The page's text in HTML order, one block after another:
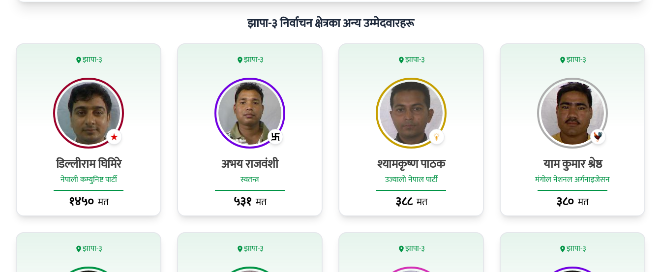
झापा-३ निर्वाचन क्षेत्रका अन्य उम्मेदवारहरू
झापा-३
डिल्लीराम घिमिरे
नेपाली कम्युनिष्ट पार्टी
१४५० मत
झापा-३
अभय राजवंशी
स्वतन्त्र
५३१ मत
झापा-३
श्यामकृष्ण पाठक
उज्यालो नेपाल पार्टी
३८८मत
झापा-३
याम कुमार श्रेष्ठ
मंगोल नेशनल अर्गनाइजेसन
३८० मत
झापा-३ झापा-३ झापा-३ झापा-३